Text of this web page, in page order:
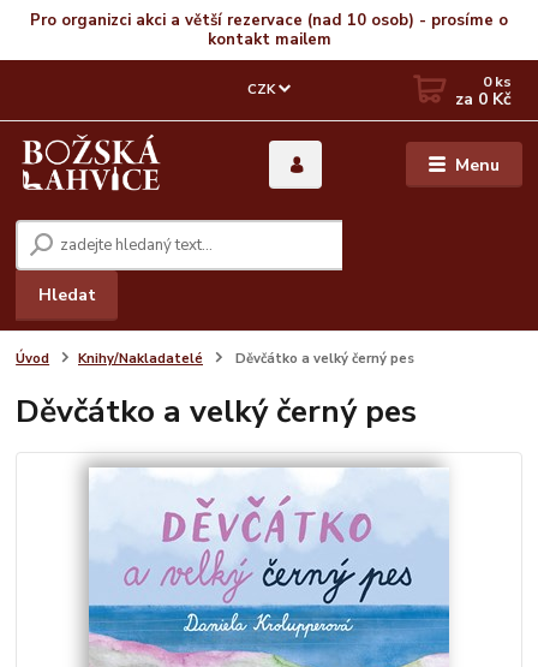
Pro organizci akci a větší rezervace (nad 10 osob) - prosíme o
kontakt mailem
Menu
CZK
Hledat
0ks
za 0 Kč
Úvod Knihy/Nakladatelé Děvčátko a velký černý pes
Děvčátko a velký černý pes